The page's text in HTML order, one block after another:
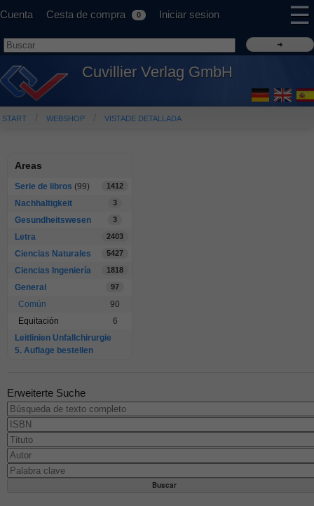
Cuenta Cesta de compra 0 Iniciar sesion ☰
Cuvillier Verlag GmbH
START WEBSHOP VISTADE DETALLADA
Areas
Serie de libros (99) 1412
Nachhaltigkeit 3
Gesundheitswesen 3
Letra 2403
Ciencias Naturales 5427
Ciencias Ingeniería 1818
General 97
Común
90
Equitación
6
Leitlinien Unfallchirurgie
5. Auflage bestellen
Erweiterte Suche